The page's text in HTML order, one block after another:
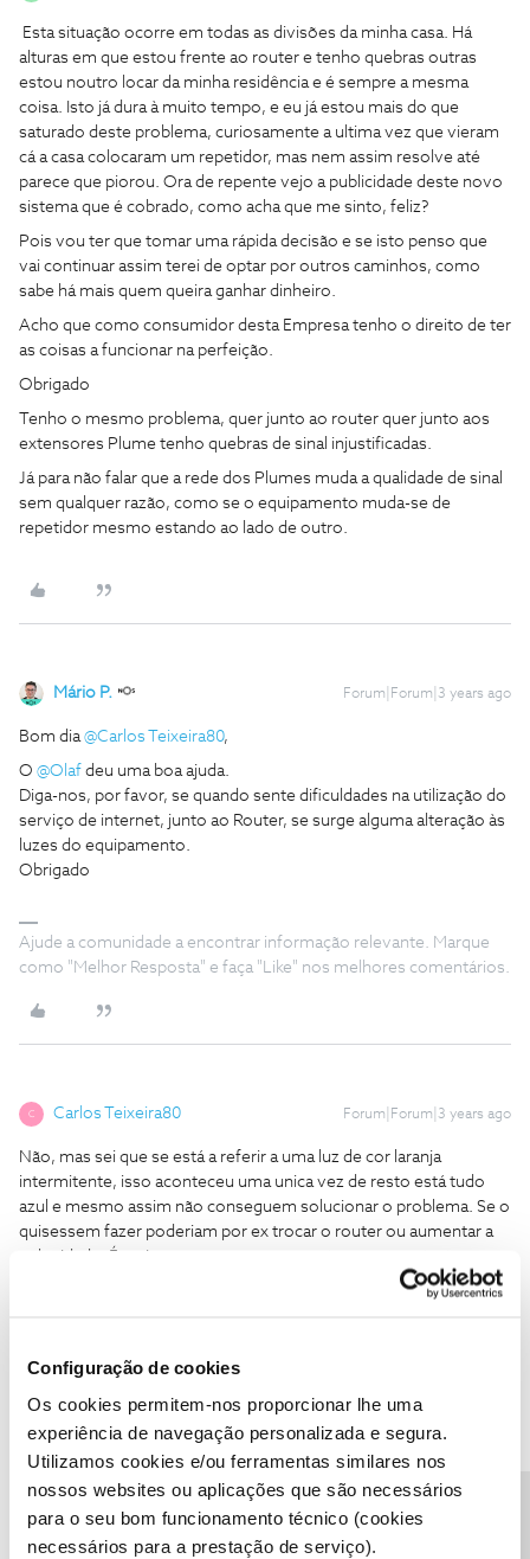
Configuração de cookies
Os cookies permitem-nos proporcionar lhe uma
experiência de navegação personalizada e segura.
Utilizamos cookies e/ou ferramentas similares nos
nossos websites ou aplicações que são necessários
para o seu bom funcionamento técnico (cookies
necessários para a prestação de serviço).
Esta situação ocorre em todas as divisões da minha casa. Há
alturas em que estou frente ao router e tenho quebras outras
estou noutro locar da minha residência e é sempre a mesma
coisa. Isto já dura à muito tempo, e eu já estou mais do que
saturado deste problema, curiosamente a ultima vez que vieram
cá a casa colocaram um repetidor, mas nem assim resolve até
parece que piorou. Ora de repente vejo a publicidade deste novo
sistema que é cobrado, como acha que me sinto, feliz?
Pois vou ter que tomar uma rápida decisão e se isto penso que
vai continuar assim terei de optar por outros caminhos, como
sabe há mais quem queira ganhar dinheiro.
Acho que como consumidor desta Empresa tenho o direito de ter
as coisas a funcionar na perfeição.
Obrigado
Tenho o mesmo problema, quer junto ao router quer junto aos
extensores Plume tenho quebras de sinal injustificadas.
Já para não falar que a rede dos Plumes muda a qualidade de sinal
sem qualquer razão, como se o equipamento muda-se de
repetidor mesmo estando ao lado de outro.
Mário P. Forum|Forum|3 years ago
Bom dia@Carlos Teixeira80,
O @Olaf deu uma boa ajuda.
Diga-nos, por favor, se quando sente dificuldades na utilização do
serviço de internet, junto ao Router, se surge alguma alteração às
luzes do equipamento.
Obrigado
Ajude a comunidade a encontrar informação relevante. Marque
como "Melhor Resposta" e faça "Like" nos melhores comentários.
C Carlos Teixeira80 Forum|Forum|3 years ago
Não, mas sei que se está a referir a uma luz de cor laranja
intermitente, isso aconteceu uma unica vez de resto está tudo
azul e mesmo assim não conseguem solucionar o problema. Se o
quisessem fazer poderiam por ex trocar o router ou aumentar a
comigo é para tentar vender alguma coisa, rara vez perguntam se
mas será por muito pouco tempo, se continuar assim vou acabar
por sair.
Obrigado pela atenção